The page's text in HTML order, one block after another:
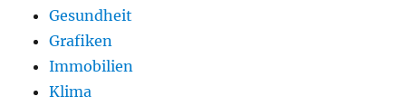
Gesundheit
Grafiken
Immobilien
Klima